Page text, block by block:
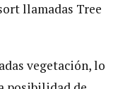
llamadas Tree
vegetación, lo